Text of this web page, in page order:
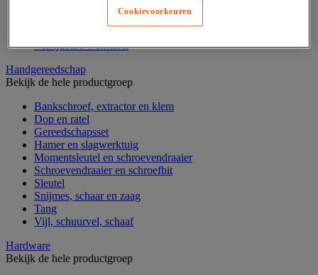
Assortimentsdoos en gereedschapkoffer
Verrijdbare werktafel
Handgereedschap
Bekijk de hele productgroep
Bankschroef, extractor en klem
Dop en ratel
Gereedschapsset
Hamer en slagwerktuig
Momentsleutel en schroevendraaier
Schroevendraaier en schroefbit
Sleutel
Snijmes, schaar en zaag
Tang
Vijl, schuurvel, schaaf
Hardware
Bekijk de hele productgroep
Cookievoorkeuren